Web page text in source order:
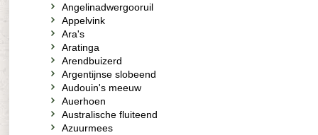
Angelinadwergooruil
Appelvink
Ara's
Aratinga
Arendbuizerd
Argentijnse slobeend
Audouin's meeuw
Auerhoen
Australische fluiteend
Azuurmees